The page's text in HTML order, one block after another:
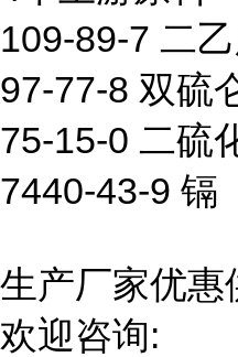
109-89-7 二
97-77-8 双硫
75-15-0 二硫
7440-43-9 镉
生产厂家优惠
欢迎咨询: